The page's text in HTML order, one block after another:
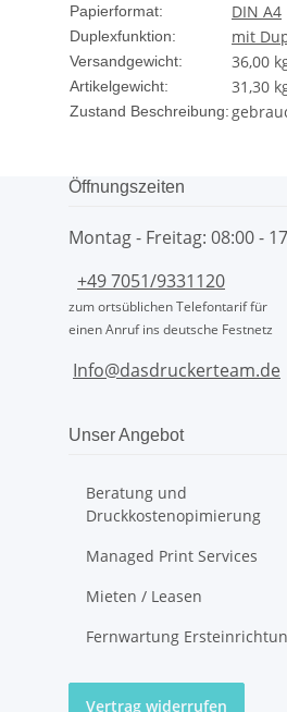
Papierformat: DIN A4
Duplexfunktion: mit
Versandgewicht: 36,00
Artikelgewicht: 31,30
Zustand Beschreibung:
Öffnungszeiten
Montag - Freitag: 08:00 -
+49 7051/9331120
zum ortsüblichen Telefontarif für
einen Anruf ins deutsche Festnetz
Info@dasdruckerteam.de
Unser Angebot
Beratung und
Druckkostenopimierung
Managed Print Services
Mieten / Leasen
Fernwartung
Vertrag widerrufen